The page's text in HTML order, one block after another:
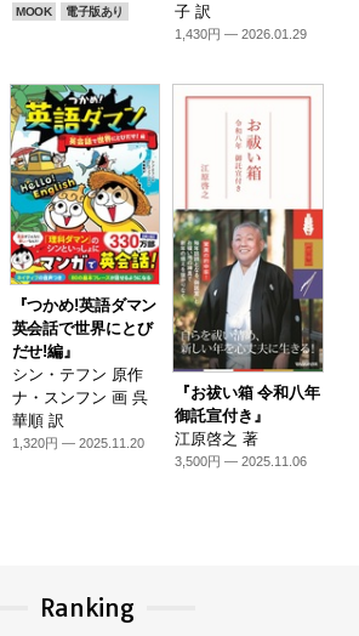
MOOK 電子版あり
子 訳
1,430円 — 2026.01.29
『つかめ!英語ダマン
英会話で世界にとび
だせ!編』
シン・テフン 原作
ナ・スンフン 画 呉
華順 訳
1,320円 — 2025.11.20
『お祓い箱 令和八年
御託宣付き』
江原啓之 著
3,500円 — 2025.11.06
Ranking